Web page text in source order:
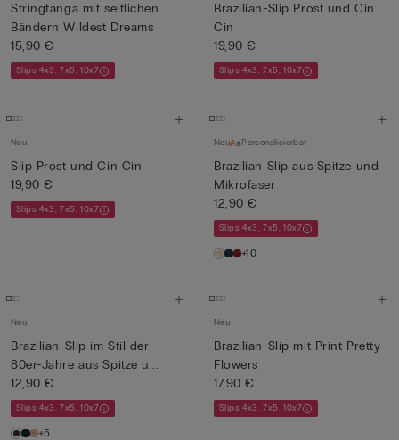
Stringtanga mit seitlichen
Bändern Wildest Dreams
15,90 €
Slips 4x3, 7x5, 10x7
Brazilian-Slip Prost und Cin
Cin
19,90 €
Slips 4x3, 7x5, 10x7
Neu
Slip Prost und Cin Cin
19,90 €
Slips 4x3, 7x5, 10x7
Neu Personalisierbar
Brazilian Slip aus Spitze und
Mikrofaser
12,90 €
Slips 4x3, 7x5, 10x7
+10
Neu
Brazilian-Slip im Stil der
80er-Jahre aus Spitze u...
12,90 €
Slips 4x3, 7x5, 10x7
+5
Neu
Brazilian-Slip mit Print Pretty
Flowers
17,90 €
Slips 4x3, 7x5, 10x7